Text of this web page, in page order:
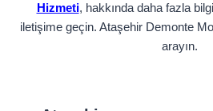
Hizmeti, hakkında daha fazla
iletişime geçin. Ataşehir Demonte
arayın.